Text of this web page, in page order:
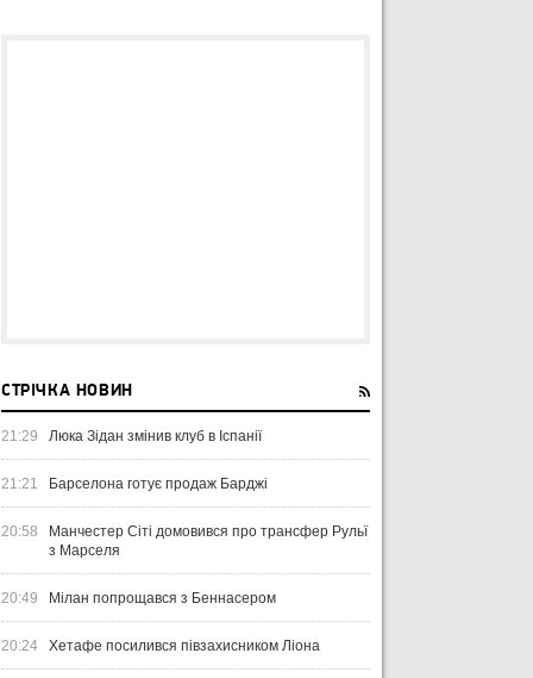
СТРІЧКА НОВИН
21:29 Люка Зідан змінив клуб в Іспанії
21:21 Барселона готує продаж Барджі
20:58
Манчестер Сіті домовився про трансфер Рульї
з Марселя
20:49 Мілан попрощався з Беннасером
20:24 Хетафе посилився півзахисником Ліона